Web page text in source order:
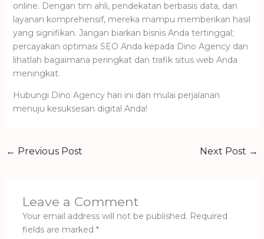
online. Dengan tim ahli, pendekatan berbasis data, dan
layanan komprehensif, mereka mampu memberikan hasil
yang signifikan. Jangan biarkan bisnis Anda tertinggal;
percayakan optimasi SEO Anda kepada Dino Agency dan
lihatlah bagaimana peringkat dan trafik situs web Anda
meningkat.
Hubungi Dino Agency hari ini dan mulai perjalanan
menuju kesuksesan digital Anda!
← Previous Post Next Post →
Leave a Comment
Your email address will not be published. Required
fields are marked *